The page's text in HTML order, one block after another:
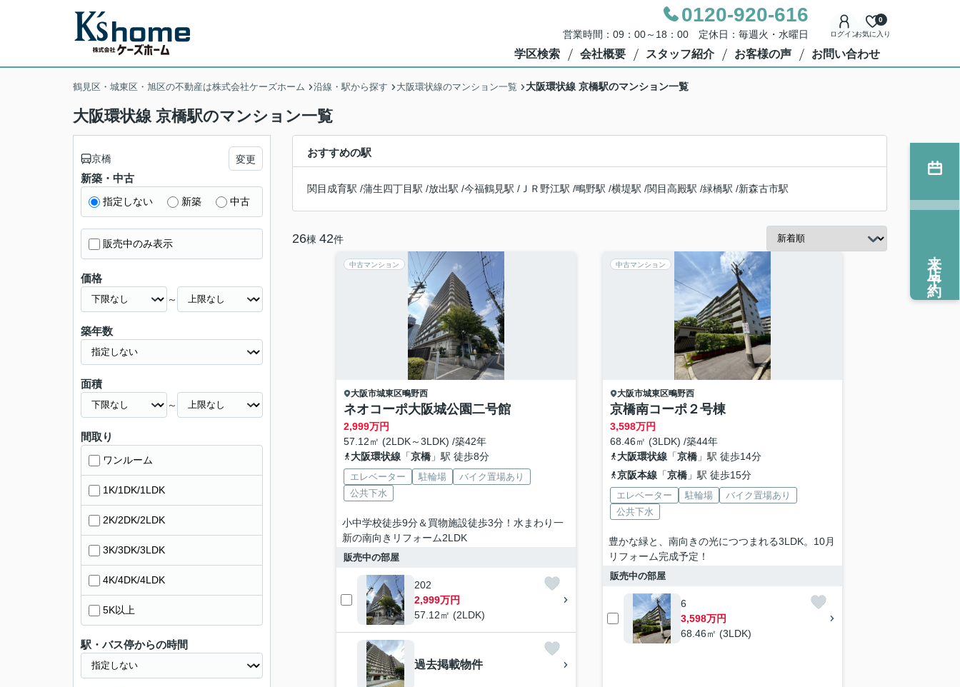
0120-920-616
営業時間：09：00～18：00 定休日：毎週火・水曜日 ログインお気に入り
0
学区検索 会社概要 スタッフ紹介 お客様の声 お問い合わせ
鶴見区・城東区・旭区の不動産は株式会社ケーズホーム 沿線・駅から探す 大阪環状線のマンション一覧 大阪環状線 京橋駅のマンション一覧
大阪環状線 京橋駅のマンション一覧
おすすめの駅
関目成育駅 /蒲生四丁目駅 /放出駅 /今福鶴見駅 / ＪＲ野江駅 /鴫野駅 /横堤駅 /関目高殿駅 /緑橋駅 /新森古市駅
26棟 42件
中古マンション
大阪市城東区鴫野西
ネオコーポ大阪城公園二号館
2,999万円
57.12㎡ (2LDK～3LDK) /築42年
大阪環状線「京橋」駅 徒歩8分
エレベーター 駐輪場
バイク置場あり
公共下水
小中学校徒歩9分＆買物施設徒歩3分！水まわり一
新の南向きリフォーム2LDK
販売中の部屋
202
2,999万円
57.12㎡ (2LDK)
過去掲載物件
中古マンション
大阪市城東区鴫野西
京橋南コーポ２号棟
3,598万円
68.46㎡ (3LDK) /築44年
大阪環状線「京橋」駅 徒歩14分
京阪本線「京橋」駅 徒歩15分
エレベーター 駐輪場
バイク置場あり
公共下水
豊かな緑と、南向きの光につつまれる3LDK。10月
リフォーム完成予定！
販売中の部屋
6
3,598万円
68.46㎡ (3LDK)
京橋 変更
新築・中古
指定しない 新築 中古
販売中のみ表示
価格
～
築年数
面積
～
間取り
ワンルーム
1K/1DK/1LDK
2K/2DK/2LDK
3K/3DK/3LDK
4K/4DK/4LDK
5K以上
駅・バス停からの時間
来店予約